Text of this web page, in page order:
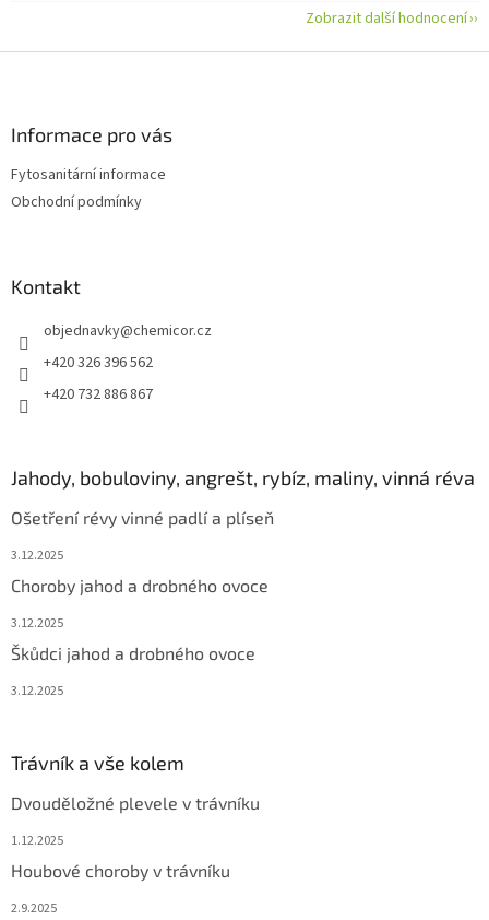
Zobrazit další hodnocení
Informace pro vás
Fytosanitární informace
Obchodní podmínky
Kontakt
objednavky@chemicor.cz
+420 326 396 562
+420 732 886 867
Jahody, bobuloviny, angrešt, rybíz, maliny, vinná réva
Ošetření révy vinné padlí a plíseň
3.12.2025
Choroby jahod a drobného ovoce
3.12.2025
Škůdci jahod a drobného ovoce
3.12.2025
Trávník a vše kolem
Dvouděložné plevele v trávníku
1.12.2025
Houbové choroby v trávníku
2.9.2025